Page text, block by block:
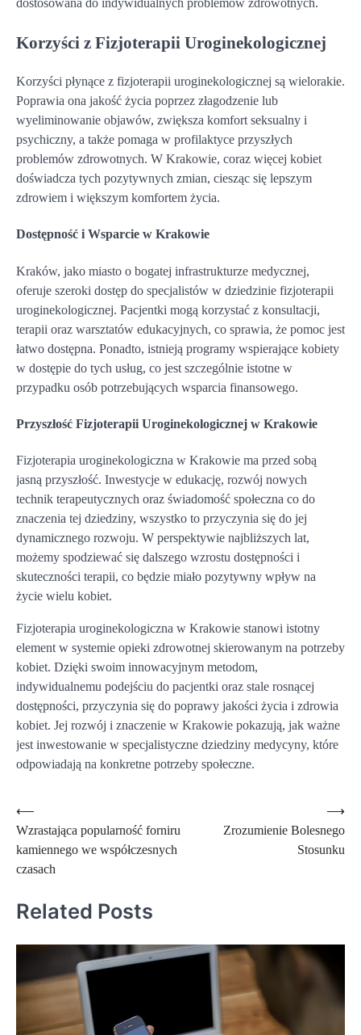
dostosowana do indywidualnych problemów zdrowotnych.
Korzyści z Fizjoterapii Uroginekologicznej
Korzyści płynące z fizjoterapii uroginekologicznej są wielorakie.
Poprawia ona jakość życia poprzez złagodzenie lub
wyeliminowanie objawów, zwiększa komfort seksualny i
psychiczny, a także pomaga w profilaktyce przyszłych
problemów zdrowotnych. W Krakowie, coraz więcej kobiet
doświadcza tych pozytywnych zmian, ciesząc się lepszym
zdrowiem i większym komfortem życia.
Dostępność i Wsparcie w Krakowie
Kraków, jako miasto o bogatej infrastrukturze medycznej,
oferuje szeroki dostęp do specjalistów w dziedzinie fizjoterapii
uroginekologicznej. Pacjentki mogą korzystać z konsultacji,
terapii oraz warsztatów edukacyjnych, co sprawia, że pomoc jest
łatwo dostępna. Ponadto, istnieją programy wspierające kobiety
w dostępie do tych usług, co jest szczególnie istotne w
przypadku osób potrzebujących wsparcia finansowego.
Przyszłość Fizjoterapii Uroginekologicznej w Krakowie
Fizjoterapia uroginekologiczna w Krakowie ma przed sobą
jasną przyszłość. Inwestycje w edukację, rozwój nowych
technik terapeutycznych oraz świadomość społeczna co do
znaczenia tej dziedziny, wszystko to przyczynia się do jej
dynamicznego rozwoju. W perspektywie najbliższych lat,
możemy spodziewać się dalszego wzrostu dostępności i
skuteczności terapii, co będzie miało pozytywny wpływ na
życie wielu kobiet.
Fizjoterapia uroginekologiczna w Krakowie stanowi istotny
element w systemie opieki zdrowotnej skierowanym na potrzeby
kobiet. Dzięki swoim innowacyjnym metodom,
indywidualnemu podejściu do pacjentki oraz stale rosnącej
dostępności, przyczynia się do poprawy jakości życia i zdrowia
kobiet. Jej rozwój i znaczenie w Krakowie pokazują, jak ważne
jest inwestowanie w specjalistyczne dziedziny medycyny, które
odpowiadają na konkretne potrzeby społeczne.
Nawigacja
wpisu
⟵
Wzrastająca popularność forniru
kamiennego we współczesnych
czasach
Zrozumienie Bolesnego
Stosunku
⟶
Related Posts